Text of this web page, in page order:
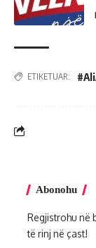
ETIKETUAR:
Abonohu
Regjistrohu në
të rinj në çast!